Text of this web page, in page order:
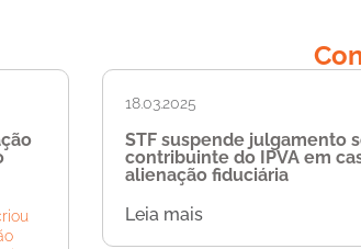
18.03.2025
STF suspende julgamento
contribuinte do IPVA em
alienação fiduciária
Leia mais